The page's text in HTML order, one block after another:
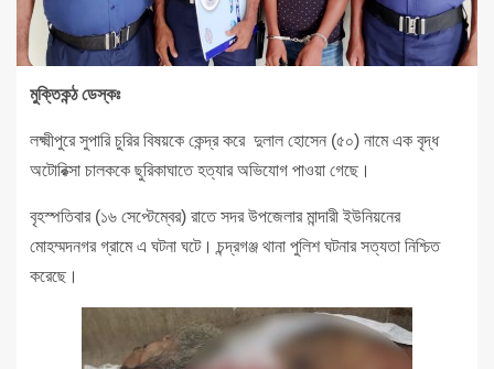
মুক্তিকন্ঠ ডেস্কঃ
লক্ষ্মীপুরে সুপারি চুরির বিষয়কে কেন্দ্র করে দুলাল হোসেন (৫০) নামে এক বৃদ্ধ
অটোরিক্সা চালককে ছুরিকাঘাতে হত্যার অভিযোগ পাওয়া গেছে।
বৃহস্পতিবার (১৬ সেপ্টেম্বের) রাতে সদর উপজেলার মান্দারী ইউনিয়নের
মোহম্মদনগর গ্রামে এ ঘটনা ঘটে। চন্দ্রগঞ্জ থানা পুলিশ ঘটনার সত্যতা নিশ্চিত
করেছে।